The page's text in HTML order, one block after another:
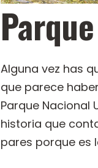
Alguna vez has
que parece
Parque Nacional
historia que
pares porque es